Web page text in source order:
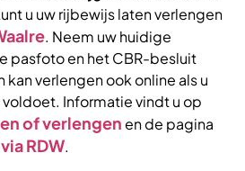
u uw rijbewijs laten verlengen
. Neem uw huidige
pasfoto en het CBR-besluit
kan verlengen ook online als u
Informatie vindt u op
of verlengenen de pagina
RDW.